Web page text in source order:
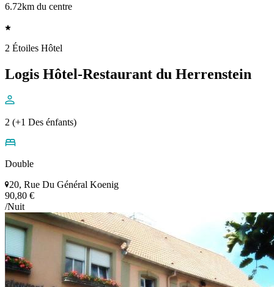
6.72km du centre
2 Étoiles Hôtel
Logis Hôtel-Restaurant du Herrenstein
2 (+1 Des énfants)
Double
20, Rue Du Général Koenig
90,80 €
/Nuit